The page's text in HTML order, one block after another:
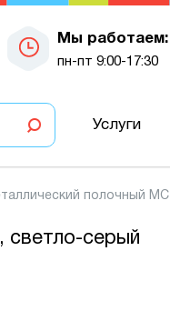
Мы работаем:
пн-пт 9:00-17:30
Услуги
полочный
светло-серый